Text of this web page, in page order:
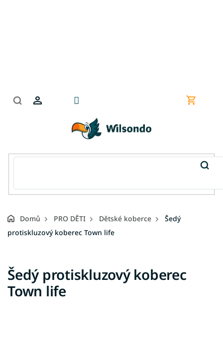
Nákupní
Domů PRO DĚTI Dětské koberce
Šedý
protiskluzový koberec Town life
Šedý protiskluzový koberec
Town life